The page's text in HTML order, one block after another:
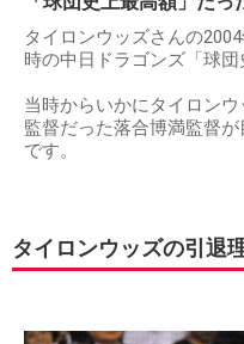
タイロンウッズさんの
時の中日ドラゴンズ「球団
当時からいかにタイロン
監督だった落合博満監督
です。
タイロンウッズの引退